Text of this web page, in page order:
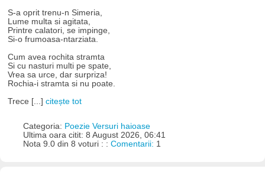
S-a oprit trenu-n Simeria,
Lume multa si agitata,
Printre calatori, se impinge,
Si-o frumoasa-ntarziata.
Cum avea rochita stramta
Si cu nasturi multi pe spate,
Vrea sa urce, dar surpriza!
Rochia-i stramta si nu poate.
Trece [...]citește tot
Categoria: Poezie Versuri haioase
Ultima oara citit: 8 August 2026, 06:41
Nota 9.0 din 8 voturi : : Comentarii: 1